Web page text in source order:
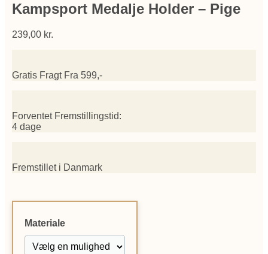
Kampsport Medalje Holder – Pige
239,00 kr.
Gratis Fragt Fra 599,-
Forventet Fremstillingstid:
4 dage
Fremstillet i Danmark
Materiale